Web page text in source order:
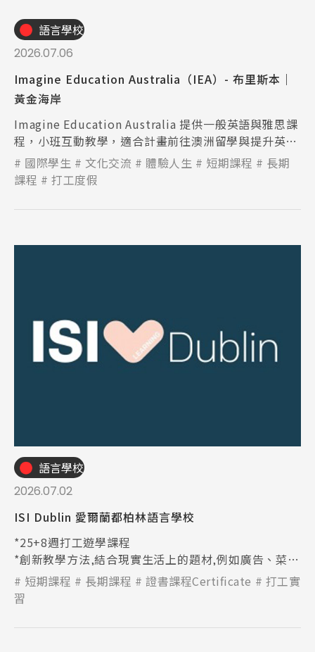
Pathway
Latest News
Promotion 最新優惠
Program 課程選擇
SEC 知識庫
語言學校
2026.07.06
Imagine Education Australia（IEA）- 布里斯本｜
黃金海岸
Imagine Education Australia 提供一般英語與雅思課
程，小班互動教學，適合計畫前往澳洲留學與提升英語
能力的學生。
國際學生 文化交流 體驗人生 短期課程
長期
課程
打工度假
語言學校
2026.07.02
ISI Dublin 愛爾蘭都柏林語言學校
*25+8週打工遊學課程
*創新教學方法,結合現實生活上的題材,例如廣告、菜
單、Youtube等資訊
短期課程 長期課程 證書課程Certificate
打工實
習